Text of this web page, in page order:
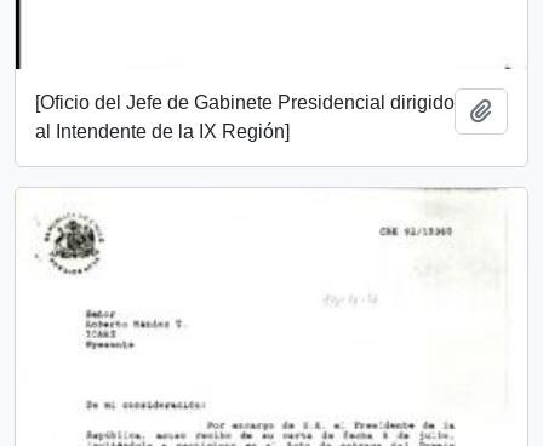
[Oficio del Jefe de Gabinete Presidencial dirigido
al Intendente de la IX Región]